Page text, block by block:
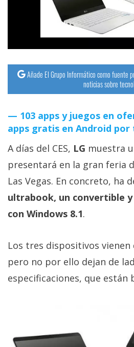
Trucos
Tutoriales
Ciberseguridad
Sistemas
operativos
Profesional
+
temas
Sorteos
Contacto
Añade El Grupo Informático como fuente
noticias sobre
103 apps y juegos en
apps gratis en Android
A días del CES, LG muestra
presentará en la gran feria
Las Vegas. En concreto, ha
ultrabook, un convertible
con Windows 8.1.
Los tres dispositivos vienen
pero no por ello dejan de
especificaciones, que están